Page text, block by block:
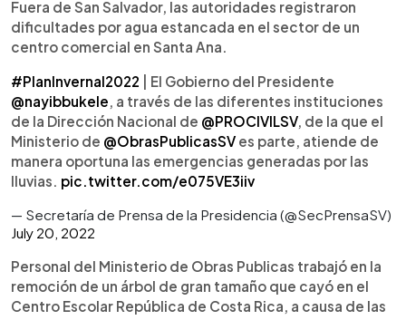
Fuera de San Salvador, las autoridades registraron
dificultades por agua estancada en el sector de un
centro comercial en Santa Ana.
#PlanInvernal2022 | El Gobierno del Presidente
@nayibbukele, a través de las diferentes instituciones
de la Dirección Nacional de @PROCIVILSV, de la que el
Ministerio de @ObrasPublicasSV es parte, atiende de
manera oportuna las emergencias generadas por las
lluvias. pic.twitter.com/e075VE3iiv
— Secretaría de Prensa de la Presidencia (@SecPrensaSV)
July 20, 2022
Personal del Ministerio de Obras Publicas trabajó en la
remoción de un árbol de gran tamaño que cayó en el
Centro Escolar República de Costa Rica, a causa de las